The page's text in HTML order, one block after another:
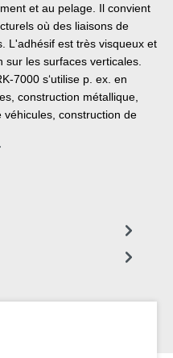
et au pelage. Il convient
où des liaisons de
L'adhésif est très visqueux et
les surfaces verticales.
7000 s‘utilise p. ex. en
construction métallique,
construction de
Pour l'application des